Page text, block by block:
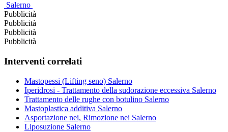
Salerno
Pubblicità
Pubblicità
Pubblicità
Pubblicità
Interventi correlati
Mastopessi (Lifting seno) Salerno
Iperidrosi - Trattamento della sudorazione eccessiva Salerno
Trattamento delle rughe con botulino Salerno
Mastoplastica additiva Salerno
Asportazione nei, Rimozione nei Salerno
Liposuzione Salerno